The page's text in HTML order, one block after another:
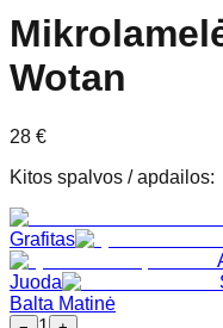
Wotan
28 €
Kitos spalvos / apdailos:
Grafitas
Juoda
Balta Matinė